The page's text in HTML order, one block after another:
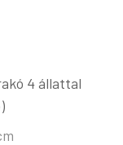
4 állattal